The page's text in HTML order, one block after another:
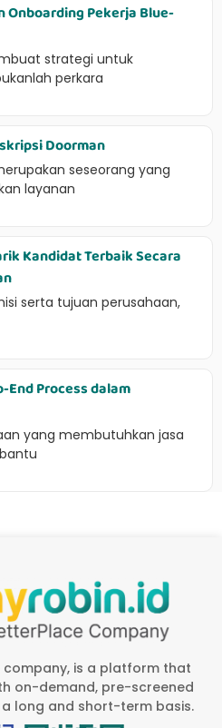
Pekerja Blue-
strategi untuk
perkara
Doorman
seseorang yang
layanan
Kandidat Terbaik Secara
serta tujuan perusahaan,
End Process dalam
yang membutuhkan jasa
company, is a platform that
on-demand, pre-screened
long and short-term basis.